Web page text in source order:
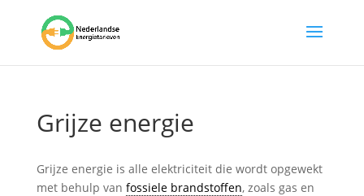
Grijze energie
Grijze energie is alle elektriciteit die wordt opgewekt
met behulp van fossiele brandstoffen, zoals gas en